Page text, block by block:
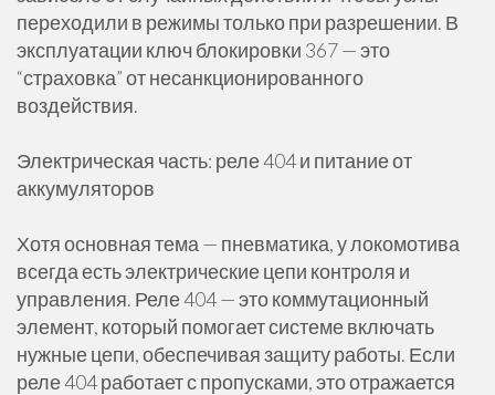
переходили в режимы только при разрешении. В
эксплуатации ключ блокировки 367 — это
“страховка” от несанкционированного
воздействия.
Электрическая часть: реле 404 и питание от
аккумуляторов
Хотя основная тема — пневматика, у локомотива
всегда есть электрические цепи контроля и
управления. Реле 404 — это коммутационный
элемент, который помогает системе включать
нужные цепи, обеспечивая защиту работы. Если
реле 404 работает с пропусками, это отражается